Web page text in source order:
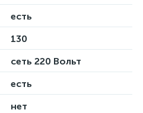
есть
130
сеть 220 Вольт
есть
нет